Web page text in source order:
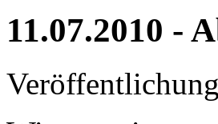
11.07.2010 -